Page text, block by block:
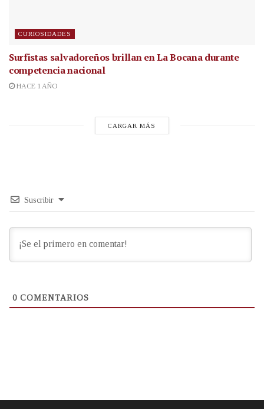
CURIOSIDADES
Surfistas salvadoreños brillan en La Bocana durante
competencia nacional
HACE 1 AÑO
CARGAR MÁS
Suscribir
0 COMENTARIOS